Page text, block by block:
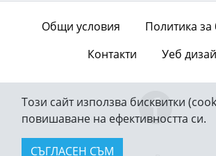
Общи условия
Политика за
Контакти
Уеб
Този сайт използва бисквитки
повишаване на ефективността си.
СЪГЛАСЕН СЪМ